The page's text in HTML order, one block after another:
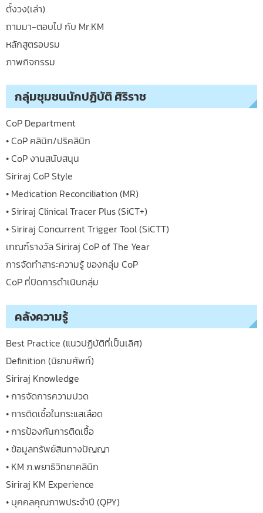
ตั้งวง(เล่า)
ถามมา-ตอบไป กับ Mr.KM
หลักสูตรอบรม
ภาพกิจกรรม
กลุ่มชุมชนนักปฏิบัติ ศิริราช
CoP Department
• CoP คลินิก/ปริคลินิก
• CoP งานสนับสนุน
Siriraj CoP Style
• Medication Reconciliation (MR)
• Siriraj Clinical Tracer Plus (SiCT+)
• Siriraj Concurrent Trigger Tool (SiCTT)
เกณฑ์รางวัล Siriraj CoP of The Year
การจัดทำสาระความรู้ ของกลุ่ม CoP
CoP ที่ปิดการดำเนินกลุ่ม
คลังความรู้
Best Practice (แนวปฏิบัติที่เป็นเลิศ)
Definition (นิยามศัพท์)
Siriraj Knowledge
• การจัดการความปวด
• การติดเชื้อในกระแสเลือด
• การป้องกันการติดเชื้อ
• ข้อมูลทรัพย์สินทางปัญญา
• KM ภ.พยาธิวิทยาคลินิก
Siriraj KM Experience
• บุคคลคุณภาพประจำปี (QPY)